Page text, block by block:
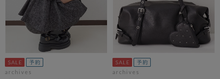
archives archives